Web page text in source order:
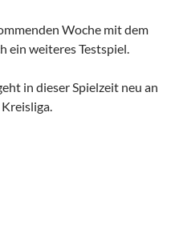
Woche mit dem
ein weiteres Testspiel.
in dieser Spielzeit neu an